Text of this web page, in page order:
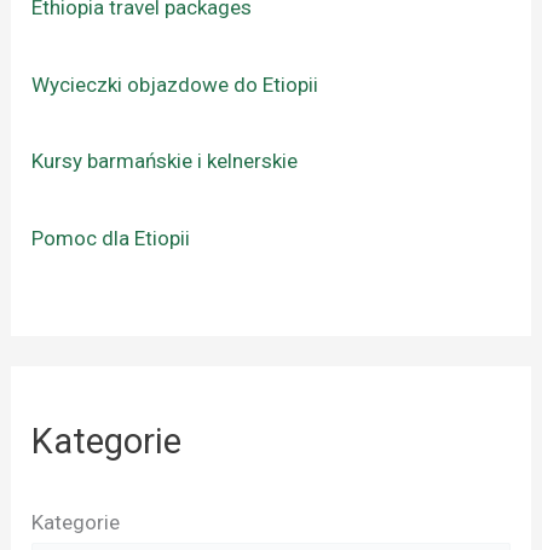
Ethiopia travel packages
Wycieczki objazdowe do Etiopii
Kursy barmańskie i kelnerskie
Pomoc dla Etiopii
Kategorie
Kategorie